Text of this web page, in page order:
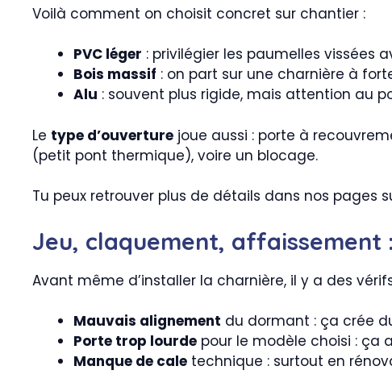
Voilà comment on choisit concret sur chantier :
PVC léger : privilégier les paumelles vissées
Bois massif : on part sur une charnière à
Alu : souvent plus rigide, mais attention au
Le type d’ouverture joue aussi : porte à
(petit pont thermique), voire un blocage.
Tu peux retrouver plus de détails dans nos pages
Jeu, claquement,
Avant même d’installer la charnière, il y a des
Mauvais alignement du dormant : ça crée
Porte trop lourde pour le modèle choisi : ça
Manque de cale technique : surtout en